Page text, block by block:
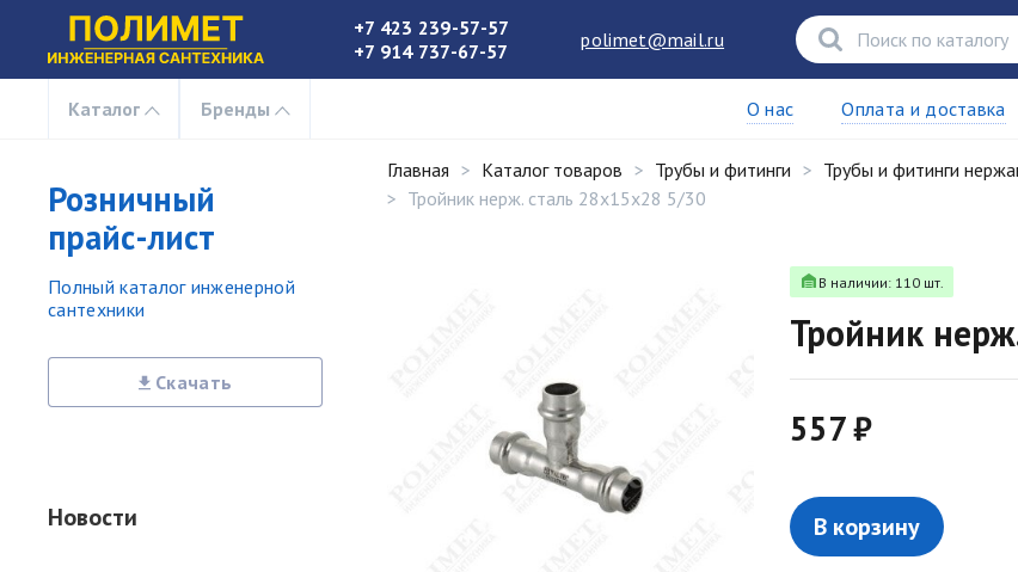
+7 423 239-57-57
+7 914 737-67-57
polimet@mail.ru
Каталог Бренды О нас Оплата и доставка
Розничный
прайс-лист
Полный каталог инженерной
сантехники
Скачать
Новости
Главная Каталог товаров Трубы и фитинги Трубы и фитинги
Тройник нерж. сталь 28x15x28 5/30
В наличии: 110 шт.
Тройник
557 ₽
В корзину